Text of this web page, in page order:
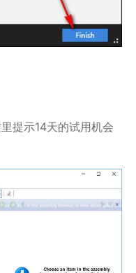
示14天的试用机会